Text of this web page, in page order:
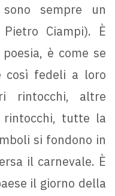
sempre un
Ciampi). È
è come se
così fedeli a loro
rintocchi, altre
tutte la
si fondono in
il carnevale. È
il giorno della